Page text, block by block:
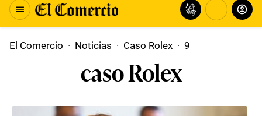
El Comercio · Noticias · Caso Rolex · 9
caso Rolex